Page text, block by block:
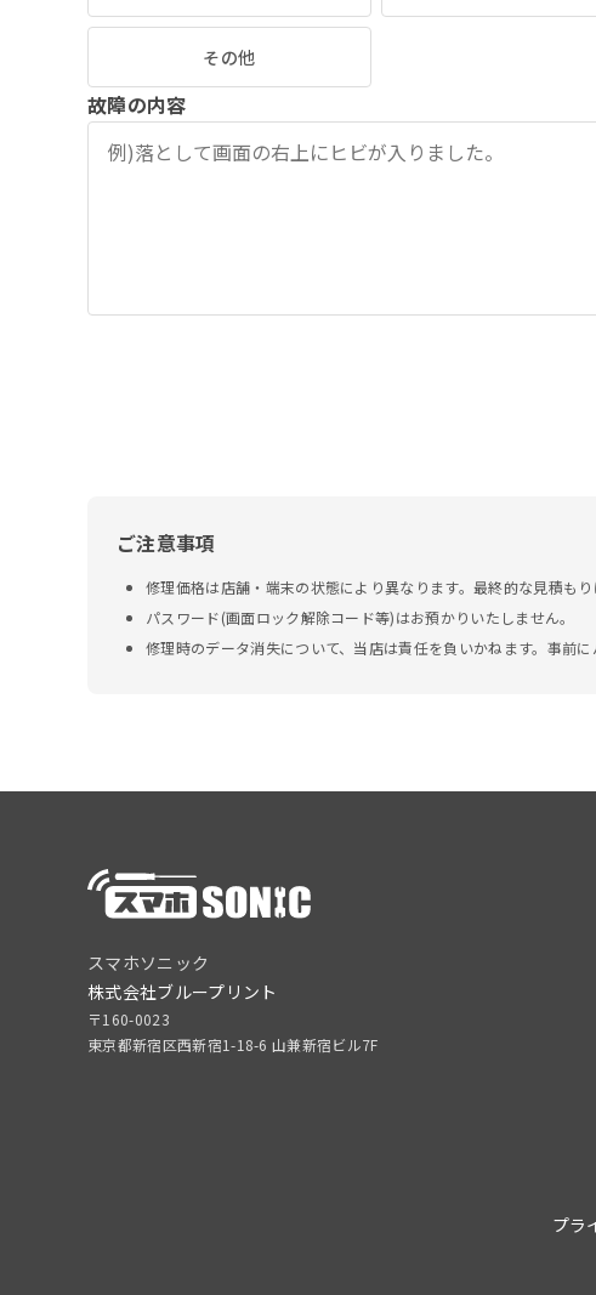
その他
故障の内容
ご注意事項
修理価格は店舗・端末の状態により異なります。最終的な見積もり
パスワード(画面ロック解除コード等)はお預かりいたしません。
修理時のデータ消失について、当店は責任を負いかねます。事前に
スマホソニック
株式会社ブループリント
〒160-0023
東京都新宿区西新宿1-18-6 山兼新宿ビル7F
プラ